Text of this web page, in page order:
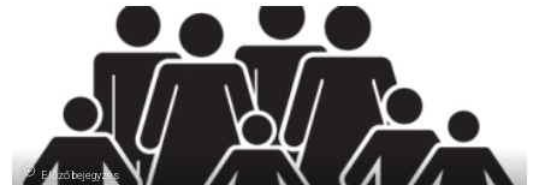
Előző bejegyzés